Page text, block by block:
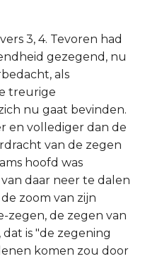
3, 4. Tevoren had
gezegend, nu
als
treurige
nu gaat bevinden.
en vollediger dan de
van de zegen
hoofd was
daar neer te dalen
zoom van zijn
zegen, de zegen van
is "de zegening
komen zou door